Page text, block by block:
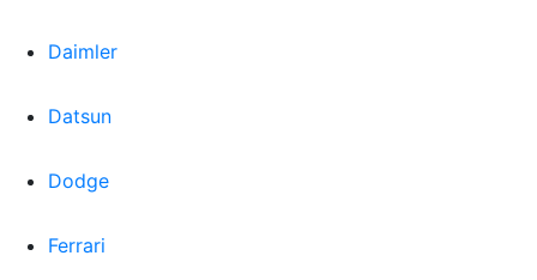
Daimler
Datsun
Dodge
Ferrari